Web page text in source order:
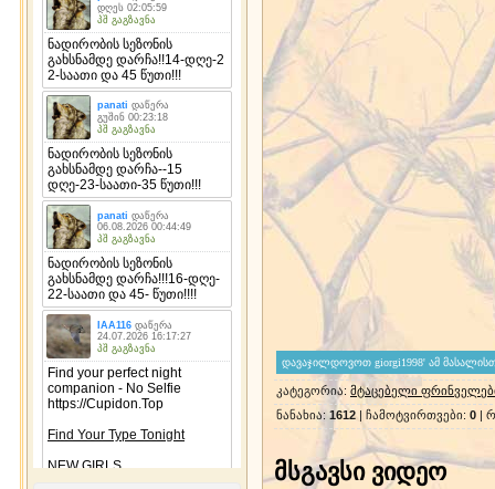
კატეგორია: მტაცებელი
ნანახია: 1612 | ჩამოტვირთვები: 0 |
მსგავსი ვიდეო